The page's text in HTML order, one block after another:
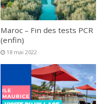
Maroc – Fin des tests PCR
(enfin)
18 mai 2022